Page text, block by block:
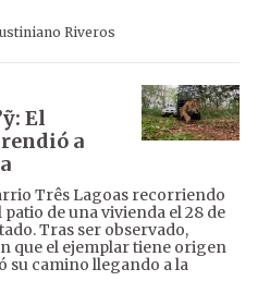
Riveros
El
a
Três Lagoas recorriendo
de una vivienda el 28 de
Tras ser observado,
que el ejemplar tiene origen
su camino llegando a la